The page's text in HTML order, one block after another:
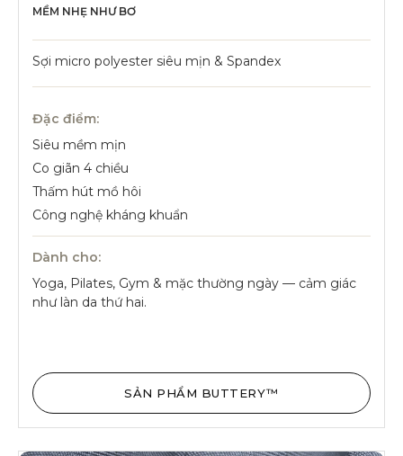
MỀM NHẸ NHƯ BƠ
Sợi micro polyester siêu mịn & Spandex
Đặc điểm:
Siêu mềm mịn
Co giãn 4 chiều
Thấm hút mồ hôi
Công nghệ kháng khuẩn
Dành cho:
Yoga, Pilates, Gym & mặc thường ngày — cảm giác
như làn da thứ hai.
SẢN PHẨM BUTTERY™